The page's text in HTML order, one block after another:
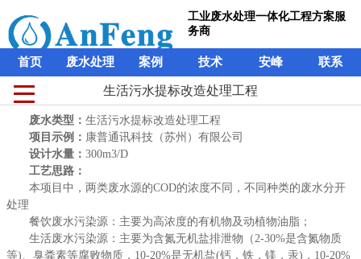
工业废水处理一体化工程方案服
务商
首页 废水处理 案例 技术 安峰 联系
生活污水提标改造处理工程
废水类型： 生活污水提标改造处理工程
项目示例： 康普通讯科技（苏州）有限公司
设计水量： 300m3/D
工艺思路：
本项目中，两类废水源的COD的浓度不同，不同种类的废水分开
处理
餐饮废水污染源：主要为高浓度的有机物及动植物油脂；
生活废水污染源：主要为含氮无机盐排泄物（2-30%是含氮物质
等)、臭粪素等腐败物质，10-20%是无机盐(钙，铁，镁，汞)，10-20%
务商
首页 废水处理
生活污水提标改造处理工程
废水类型： 生活污水提标改造处理工程
项目示例： 康普通讯科技（苏州）有限公司
设计水量： 300m3/D
工艺思路：
本项目中，两类废水源的COD的浓度不同，不同种类的废水分开
处理
餐饮废水污染源：主要为高浓度的有机物及动植物油脂；
生活废水污染源：主要为含氮无机盐排泄物（2-30%是含氮物质
等)、臭粪素等腐败物质，10-20%是无机盐(钙，铁，镁，汞)，10-20%